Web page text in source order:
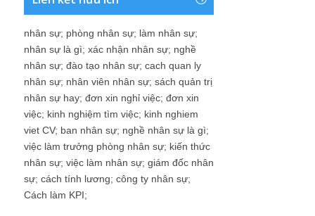
nhân sự; phòng nhân sự; làm nhân sự;
nhân sự là gì; xác nhận nhân sự; nghề
nhân sự; đào tạo nhân sự; cach quan ly
nhân sự; nhân viên nhân sự; sách quản trị
nhân sự hay; đơn xin nghỉ việc; đơn xin
việc; kinh nghiệm tìm việc; kinh nghiem
viet CV; ban nhân sự; nghề nhân sự là gì;
việc làm trưởng phòng nhân sự; kiến thức
nhân sự; việc làm nhân sự; giám đốc nhân
sự; cách tính lương; công ty nhân sự;
Cách làm KPI;